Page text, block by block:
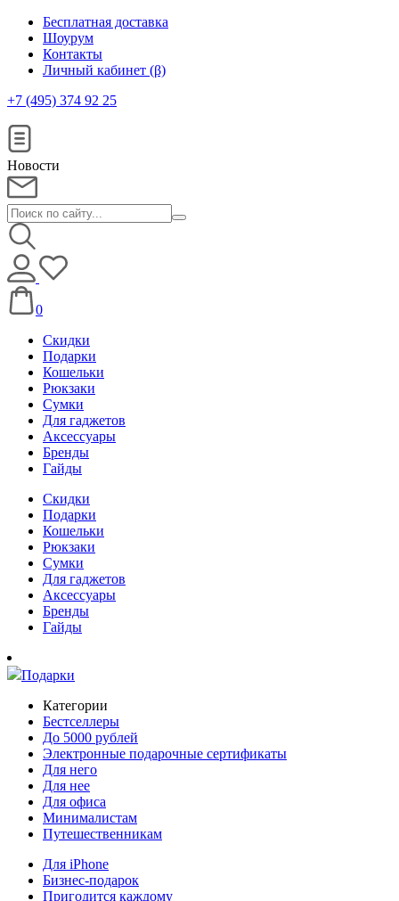
Бесплатная доставка
Шоурум
Контакты
Личный кабинет (β)
+7 (495) 374 92 25
Новости
0
Скидки
Подарки
Кошельки
Рюкзаки
Сумки
Для гаджетов
Аксессуары
Бренды
Гайды
Скидки
Подарки
Кошельки
Рюкзаки
Сумки
Для гаджетов
Аксессуары
Бренды
Гайды
Подарки
Категории
Бестселлеры
До 5000 рублей
Электронные подарочные сертификаты
Для него
Для нее
Для офиса
Минималистам
Путешественникам
Для iPhone
Бизнес-подарок
Пригодится каждому